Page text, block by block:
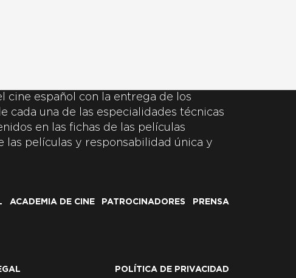
cine español con la entrega de los
cada una de las especialidades técnicas
en las fichas de las películas
películas y responsabilidad única y
ACADEMIA DE CINE PATROCINADORES
PRENSA
POLÍTICA DE PRIVACIDAD